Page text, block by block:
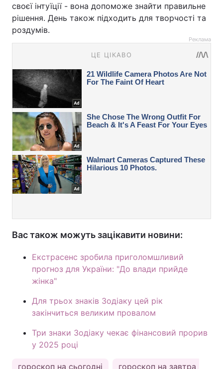
своєї інтуїції - вона допоможе знайти правильне
рішення. День також підходить для творчості та
роздумів.
Реклама
Вас також можуть зацікавити новини:
Екстрасенс зробила приголомшливий
прогноз для України: "До влади прийде
жінка"
Для трьох знаків Зодіаку цей рік
закінчиться великим провалом
Три знаки Зодіаку чекає фінансовий прорив
у 2025 році
гороскоп на сьогодні гороскоп на завтра